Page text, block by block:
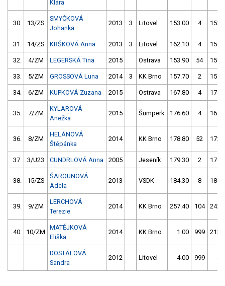
Klára
30. 13/ZS
SMYČKOVÁ
Johanka
2013 3 Litovel 153.00 4
31. 14/ZS KRŠKOVÁ Anna 2013 3 Litovel 162.10 4
32. 4/ZM LEGERSKÁ Tina 2015 Ostrava 153.90 54
33. 5/ZM GROSSOVÁ Luna 2014 3 KK Brno 157.70 2
34. 6/ZM KUPKOVÁ Zuzana 2015 Ostrava 167.80 4
35. 7/ZM
KYLAROVÁ
Anežka
2015 Šumperk 176.60 4
36. 8/ZM
HELÁNOVÁ
Štěpánka
2014 KK Brno 178.80 52
37. 3/U23 CUNDRLOVÁ Anna 2005 Jeseník 179.30 2
38. 15/ZS
ŠAROUNOVÁ
Adela
2013 VSDK 184.30 8
39. 9/ZM
LERCHOVÁ
Terezie
2014 KK Brno 257.40 104
40. 10/ZM
MATĚJKOVÁ
Eliška
2014 KK Brno 1.00 999
DOSTÁLOVÁ
Sandra
2012 Litovel 4.00 999